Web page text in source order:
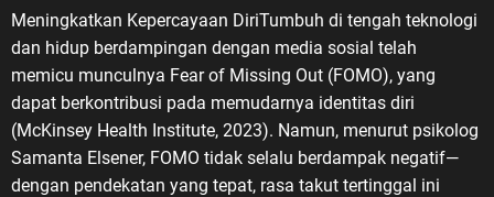
Meningkatkan Kepercayaan DiriTumbuh di tengah teknologi
dan hidup berdampingan dengan media sosial telah
memicu munculnya Fear of Missing Out (FOMO), yang
dapat berkontribusi pada memudarnya identitas diri
(McKinsey Health Institute, 2023). Namun, menurut psikolog
Samanta Elsener, FOMO tidak selalu berdampak negatif—
dengan pendekatan yang tepat, rasa takut tertinggal ini